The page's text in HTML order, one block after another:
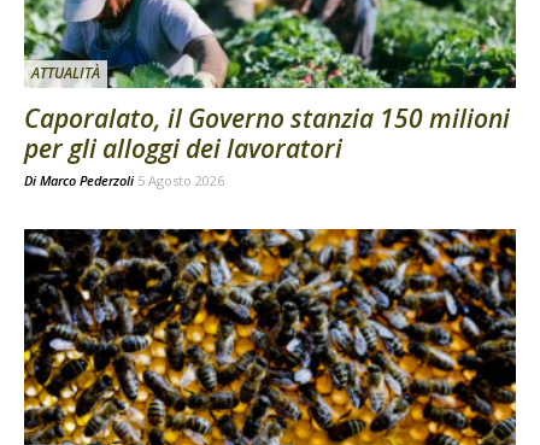
ATTUALITÀ
Caporalato, il Governo stanzia 150 milioni
per gli alloggi dei lavoratori
Di Marco Pederzoli 5 Agosto 2026